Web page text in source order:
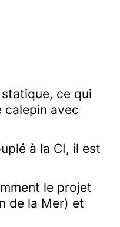
ce qui
calepin avec
à la CI, il est
le projet
de la Mer) et